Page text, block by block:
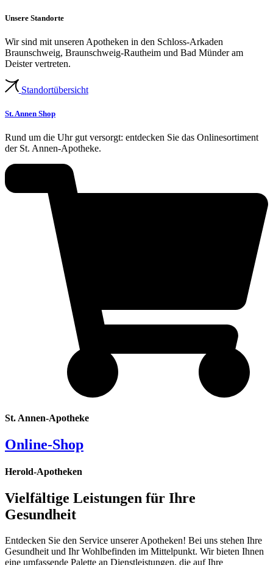
Unsere Standorte
Wir sind mit unseren Apotheken in den Schloss-Arkaden
Braunschweig, Braunschweig-Rautheim und Bad Münder am
Deister vertreten.
Standortübersicht
St. Annen Shop
Rund um die Uhr gut versorgt: entdecken Sie das Onlinesortiment
der St. Annen-Apotheke.
St. Annen-Apotheke
Online-Shop
Herold-Apotheken
Vielfältige Leistungen für Ihre
Gesundheit
Entdecken Sie den Service unserer Apotheken! Bei uns stehen Ihre
Gesundheit und Ihr Wohlbefinden im Mittelpunkt. Wir bieten Ihnen
eine umfassende Palette an Dienstleistungen, die auf Ihre